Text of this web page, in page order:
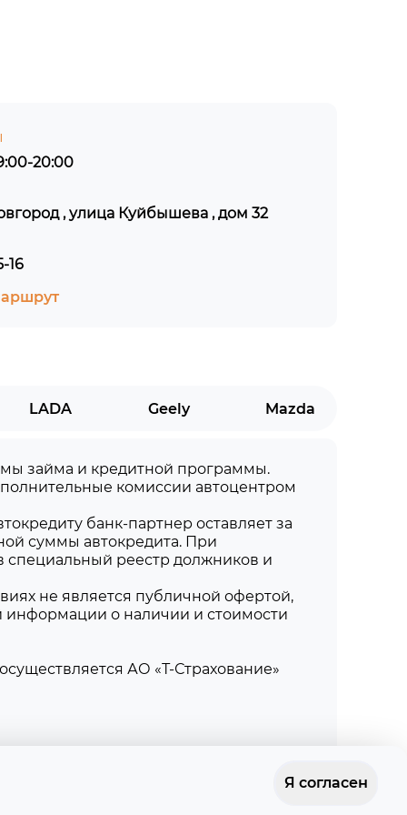
Я согласен
20:00
, улица Куйбышева , дом 32
16
LADA Geely Mazda
займа и кредитной программы.
комиссии автоцентром
банк-партнер оставляет за
суммы автокредита. При
специальный реестр должников и
не является публичной офертой,
информации о наличии и стоимости
АО «Т-Страхование»